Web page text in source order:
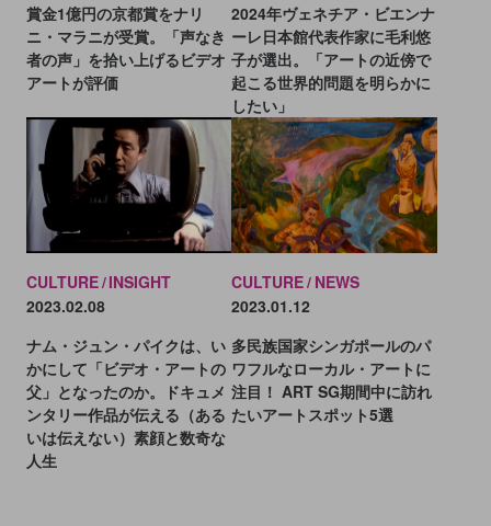
賞金1億円の京都賞をナリ
ニ・マラニが受賞。「声なき
者の声」を拾い上げるビデオ
アートが評価
2024年ヴェネチア・ビエンナ
ーレ日本館代表作家に毛利悠
子が選出。「アートの近傍で
起こる世界的問題を明らかに
したい」
CULTURE INSIGHT
2023.02.08
ナム・ジュン・パイクは、い
かにして「ビデオ・アートの
父」となったのか。ドキュメ
ンタリー作品が伝える（ある
いは伝えない）素顔と数奇な
人生
CULTURE NEWS
2023.01.12
多民族国家シンガポールのパ
ワフルなローカル・アートに
注目！ ART SG期間中に訪れ
たいアートスポット5選